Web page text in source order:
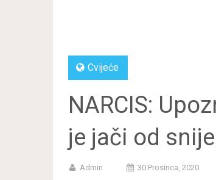
Cvijeće
NARCIS:
je jači od
Admin 30 Prosinca, 2020